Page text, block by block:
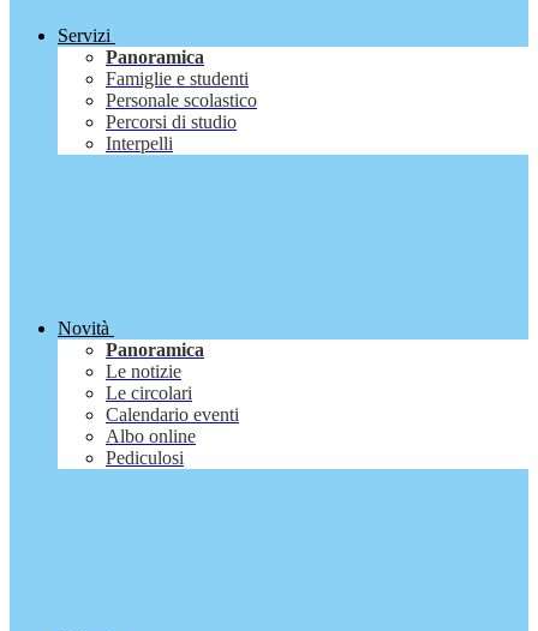
Servizi
Panoramica
Famiglie e studenti
Personale scolastico
Percorsi di studio
Interpelli
Novità
Panoramica
Le notizie
Le circolari
Calendario eventi
Albo online
Pediculosi